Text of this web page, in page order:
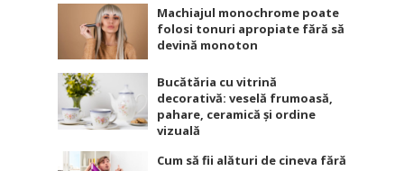
Machiajul monochrome poate
folosi tonuri apropiate fără să
devină monoton
Bucătăria cu vitrină
decorativă: veselă frumoasă,
pahare, ceramică și ordine
vizuală
Cum să fii alături de cineva fără